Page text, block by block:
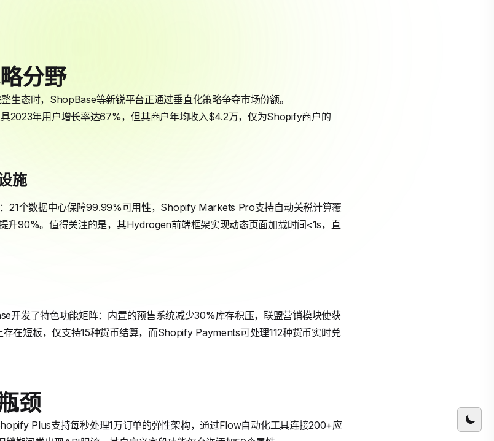
分野
生态时，ShopBase等新锐平台正通过垂直化策略争夺市场份额。
2023年用户增长率达67%，但其商户年均收入$4.2万，仅为Shopify商户的
施
21个数据中心保障99.99%可用性，Shopify Markets Pro支持自动关税计算覆
升90%。值得关注的是，其Hydrogen前端框架实现动态页面加载时间<1s，直
开发了特色功能矩阵：内置的预售系统减少30%库存积压，联盟营销模块使获
在短板，仅支持15种货币结算，而Shopify Payments可处理112种货币实时兑
颈
Plus支持每秒处理1万订单的弹性架构，通过Flow自动化工具连接200+应